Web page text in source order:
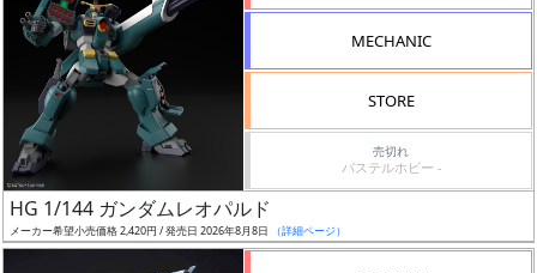
状
況
売
切
MECHANIC
STORE
売切れ
パステルホビー -
HG 1/144 ガンダムレオパルド
メーカー希望小売価格 2,420円 / 発売日 2026年8月8日 （詳細ページ）